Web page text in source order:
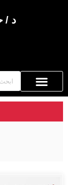
د /
إعلام إسرائيلي